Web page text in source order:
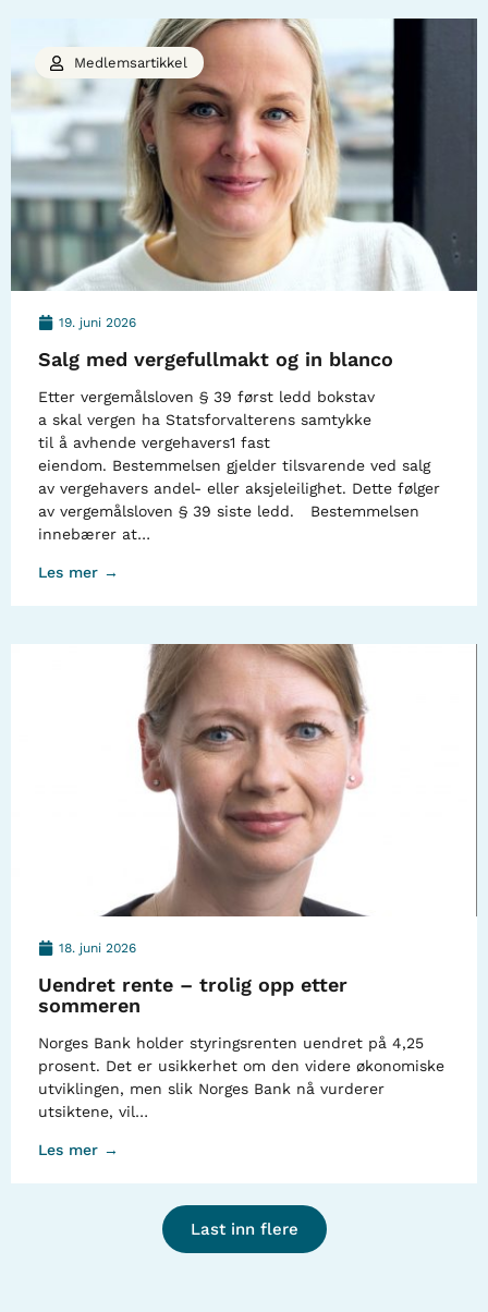
19. juni 2026
Salg med vergefullmakt og in blanco
Etter vergemålsloven § 39 først ledd bokstav
a skal vergen ha Statsforvalterens samtykke
til å avhende vergehavers1 fast
eiendom. Bestemmelsen gjelder tilsvarende ved salg
av vergehavers andel- eller aksjeleilighet. Dette følger
av vergemålsloven § 39 siste ledd. Bestemmelsen
innebærer at…
Les mer →
Medlemsartikkel
18. juni 2026
Uendret rente – trolig opp etter
sommeren
Norges Bank holder styringsrenten uendret på 4,25
prosent. Det er usikkerhet om den videre økonomiske
utviklingen, men slik Norges Bank nå vurderer
utsiktene, vil…
Les mer →
Last inn flere